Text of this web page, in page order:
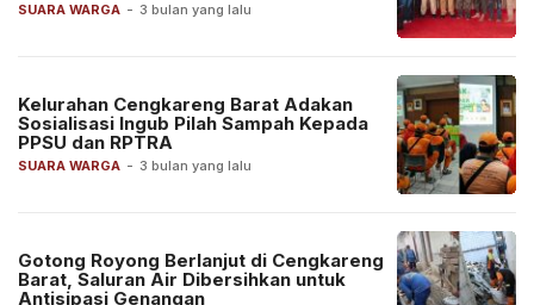
SUARA WARGA - 3 bulan yang lalu
SUARA WARGA - 3 bulan yang lalu
Kelurahan Cengkareng Barat Adakan
Sosialisasi Ingub Pilah Sampah Kepada
PPSU dan RPTRA
Gotong Royong Berlanjut di Cengkareng
Barat, Saluran Air Dibersihkan untuk
Antisipasi Genangan